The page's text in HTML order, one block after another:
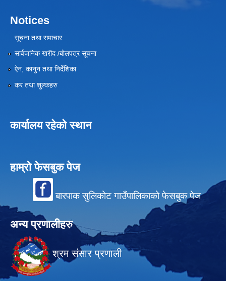
Notices
सूचना तथा समाचार
सार्वजनिक खरीद /बोलपत्र सूचना
ऐन, कानुन तथा निर्देशिका
कर तथा शुल्कहरु
कार्यालय रहेको स्थान
हाम्रो फेसबुक पेज
बारपाक सुलिकोट गाउँपालिकाको फेसबुक पेज
अन्य प्रणालीहरु
श्रम संसार प्रणाली